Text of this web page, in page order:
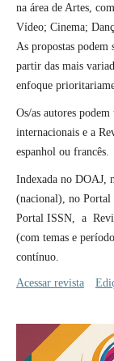
na área de Artes,
Ví­deo; Cinema;
As propostas podem
partir das mais
enfoque
Os/as autores
internacionais e a
espanhol ou francês.
Indexada no DOAJ,
(nacional), no
Portal ISSN, a
(com temas e
contínuo.
Acessar revista